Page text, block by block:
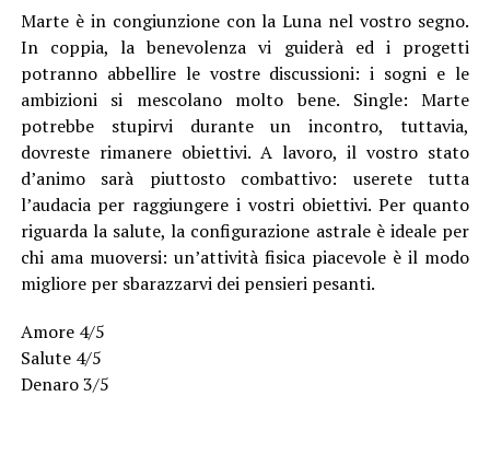
Marte è in congiunzione con la Luna nel vostro segno.
In coppia, la benevolenza vi guiderà ed i progetti
potranno abbellire le vostre discussioni: i sogni e le
ambizioni si mescolano molto bene. Single: Marte
potrebbe stupirvi durante un incontro, tuttavia,
dovreste rimanere obiettivi. A lavoro, il vostro stato
d’animo sarà piuttosto combattivo: userete tutta
l’audacia per raggiungere i vostri obiettivi. Per quanto
riguarda la salute, la configurazione astrale è ideale per
chi ama muoversi: un’attività fisica piacevole è il modo
migliore per sbarazzarvi dei pensieri pesanti.
Amore 4/5
Salute 4/5
Denaro 3/5